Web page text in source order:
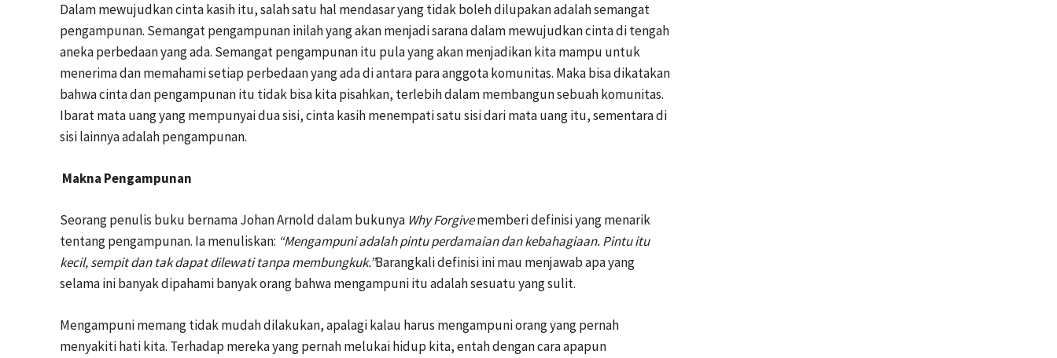
Dalam mewujudkan cinta kasih itu, salah satu hal mendasar yang tidak boleh dilupakan adalah semangat
pengampunan. Semangat pengampunan inilah yang akan menjadi sarana dalam mewujudkan cinta di tengah
aneka perbedaan yang ada. Semangat pengampunan itu pula yang akan menjadikan kita mampu untuk
menerima dan memahami setiap perbedaan yang ada di antara para anggota komunitas. Maka bisa dikatakan
bahwa cinta dan pengampunan itu tidak bisa kita pisahkan, terlebih dalam membangun sebuah komunitas.
Ibarat mata uang yang mempunyai dua sisi, cinta kasih menempati satu sisi dari mata uang itu, sementara di
sisi lainnya adalah pengampunan.
Makna Pengampunan
Seorang penulis buku bernama Johan Arnold dalam bukunya Why Forgivememberi definisi yang menarik
tentang pengampunan. Ia menuliskan: “Mengampuni adalah pintu perdamaian dan kebahagiaan. Pintu itu
kecil, sempit dan tak dapat dilewati tanpa membungkuk.”Barangkali definisi ini mau menjawab apa yang
selama ini banyak dipahami banyak orang bahwa mengampuni itu adalah sesuatu yang sulit.
Mengampuni memang tidak mudah dilakukan, apalagi kalau harus mengampuni orang yang pernah
menyakiti hati kita. Terhadap mereka yang pernah melukai hidup kita, entah dengan cara apapun